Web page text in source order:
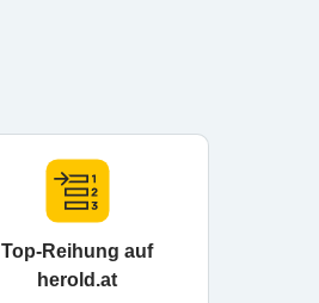
Top-Reihung auf
herold.at